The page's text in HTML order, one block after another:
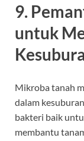
9.
untuk
Mikroba tanah
dalam
bakteri baik
membantu